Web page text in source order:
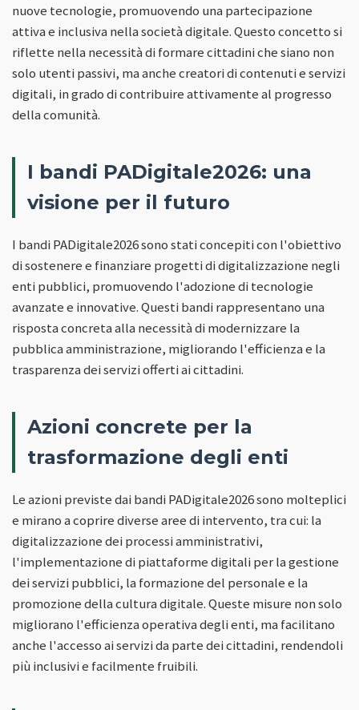
nuove tecnologie, promuovendo una partecipazione
attiva e inclusiva nella società digitale. Questo concetto si
riflette nella necessità di formare cittadini che siano non
solo utenti passivi, ma anche creatori di contenuti e servizi
digitali, in grado di contribuire attivamente al progresso
della comunità.
I bandi PADigitale2026: una
visione per il futuro
I bandi PADigitale2026 sono stati concepiti con l'obiettivo
di sostenere e finanziare progetti di digitalizzazione negli
enti pubblici, promuovendo l'adozione di tecnologie
avanzate e innovative. Questi bandi rappresentano una
risposta concreta alla necessità di modernizzare la
pubblica amministrazione, migliorando l'efficienza e la
trasparenza dei servizi offerti ai cittadini.
Azioni concrete per la
trasformazione degli enti
Le azioni previste dai bandi PADigitale2026 sono molteplici
e mirano a coprire diverse aree di intervento, tra cui: la
digitalizzazione dei processi amministrativi,
l'implementazione di piattaforme digitali per la gestione
dei servizi pubblici, la formazione del personale e la
promozione della cultura digitale. Queste misure non solo
migliorano l'efficienza operativa degli enti, ma facilitano
anche l'accesso ai servizi da parte dei cittadini, rendendoli
più inclusivi e facilmente fruibili.